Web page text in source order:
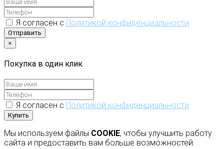
Я согласен с Политикой конфиденциальности
Отправить
×
Покупка в один клик
Я согласен с Политикой конфиденциальности
Купить
Мы используем файлы COOKIE, чтобы улучшить работу
сайта и предоставить вам больше возможностей.